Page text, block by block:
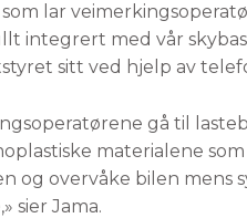
lar
integrert med vår
sitt ved hjelp av
gå til
materialene
og overvåke bilen mens
sier Jama.